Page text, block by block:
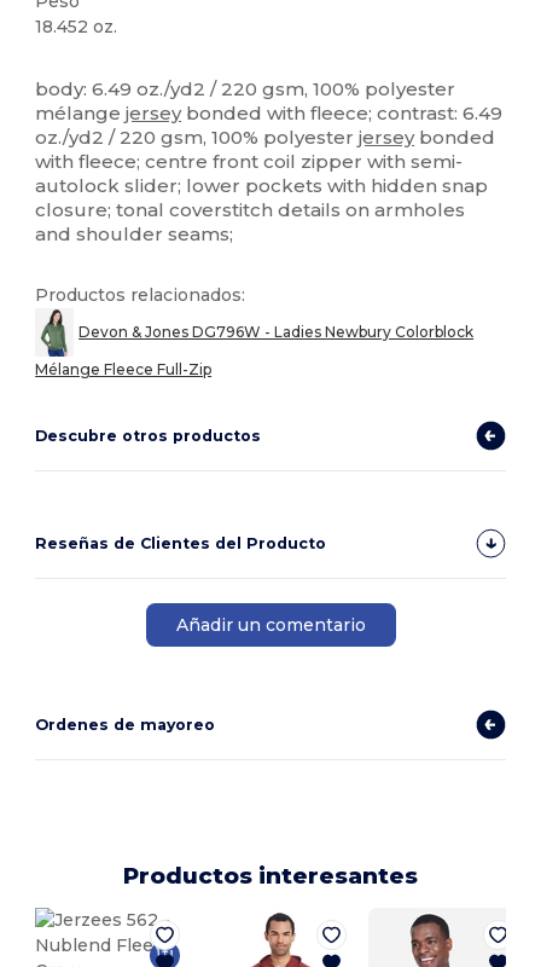
18.452 oz.
body: 6.49 oz./yd2 / 220 gsm, 100% polyester
mélangejerseybonded with fleece; contrast: 6.49
oz./yd2 / 220 gsm, 100% polyesterjerseybonded
with fleece; centre front coil zipper with semi-
autolock slider; lower pockets with hidden snap
closure; tonal coverstitch details on armholes
and shoulder seams;
Productos relacionados:
Devon & Jones DG796W - Ladies Newbury Colorblock
Mélange Fleece Full-Zip
Descubre otros productos
Reseñas de Clientes del Producto
Añadir un comentario
Ordenes de mayoreo
Productos interesantes